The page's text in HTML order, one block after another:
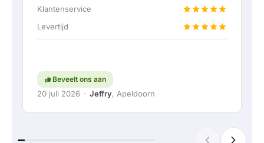
accu doormiddel van een vaste verbinding aan
Kortom; een erg fijn bedrijf waar service en
Klantenservice
Levertijd
Beveelt ons aan
20 juli 2026 · Jeffry, Apeldoorn